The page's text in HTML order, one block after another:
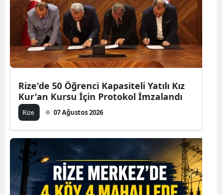
Rize'de 50 Öğrenci Kapasiteli Yatılı Kız
Kur'an Kursu İçin Protokol İmzalandı
Rize 07 Ağustos 2026